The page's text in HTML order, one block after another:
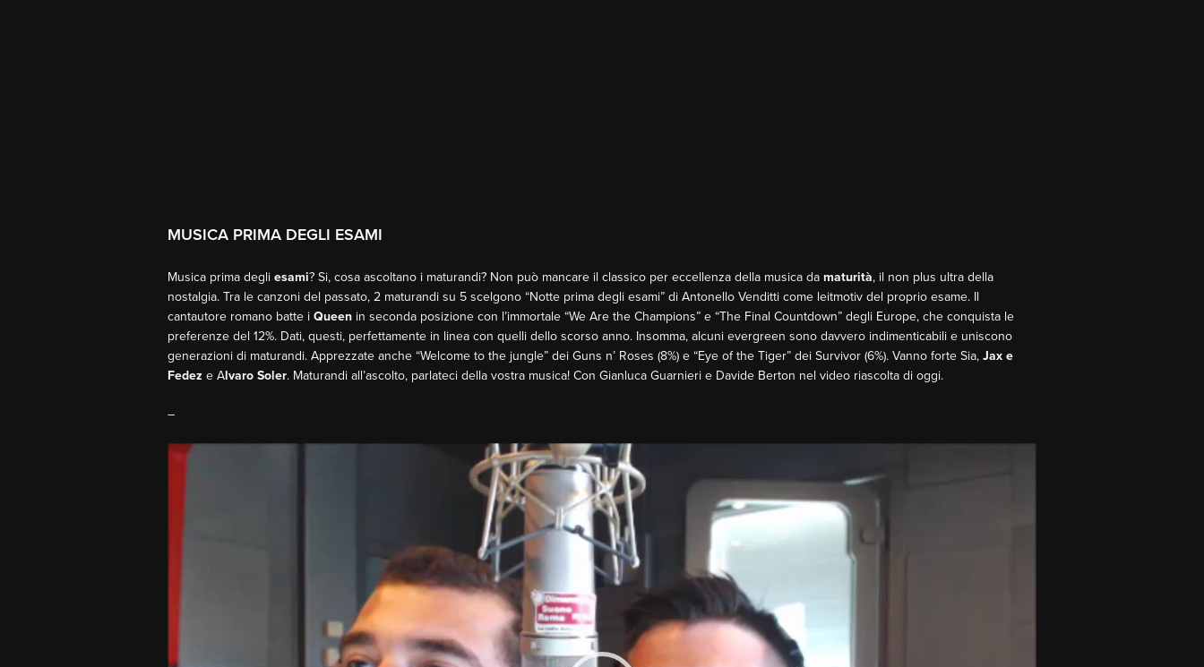
MUSICA PRIMA DEGLI ESAMI
Musica prima degli esami? Si, cosa ascoltano i maturandi? Non può mancare il classico per eccellenza della musica da maturità, il non plus ultra della
nostalgia. Tra le canzoni del passato, 2 maturandi su 5 scelgono “Notte prima degli esami” di Antonello Venditti come leitmotiv del proprio esame. Il
cantautore romano batte i Queen in seconda posizione con l’immortale “We Are the Champions” e “The Final Countdown” degli Europe, che conquista le
preferenze del 12%. Dati, questi, perfettamente in linea con quelli dello scorso anno. Insomma, alcuni evergreen sono davvero indimenticabili e uniscono
generazioni di maturandi. Apprezzate anche “Welcome to the jungle” dei Guns n’ Roses (8%) e “Eye of the Tiger” dei Survivor (6%). Vanno forte Sia, Jax e
Fedez e Alvaro Soler. Maturandi all’ascolto, parlateci della vostra musica! Con Gianluca Guarnieri e Davide Berton nel video riascolta di oggi.
–
Video